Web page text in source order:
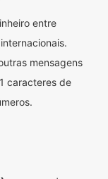
entre
mensagens
caracteres de